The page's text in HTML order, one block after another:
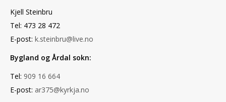
Kjell Steinbru
Tel: 473 28 472
E-post: k.steinbru@live.no
Bygland og Årdal sokn:
Tel: 909 16 664
E-post: ar375@kyrkja.no